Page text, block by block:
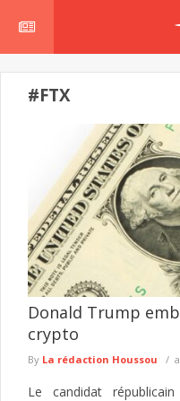
#FTX
Donald Trump
crypto
By La rédaction Houssou
Le candidat